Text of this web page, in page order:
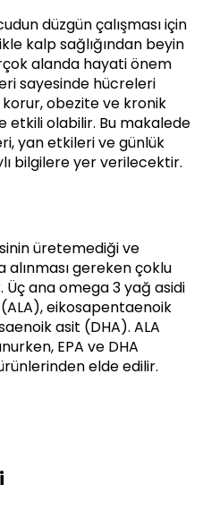
düzgün çalışması için
kalp sağlığından beyin
alanda hayati önem
sayesinde hücreleri
obezite ve kronik
etkili olabilir. Bu makalede
yan etkileri ve günlük
bilgilere yer verilecektir.
üretemediği ve
alınması gereken çoklu
ana omega 3 yağ asidi
eikosapentaenoik
asit (DHA). ALA
EPA ve DHA
elde edilir.